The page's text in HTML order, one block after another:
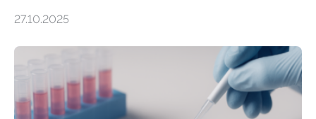
aus dem Deutschen Zentrum für Herzinsuffizienz
im Journal Circulation, warum der Energietransport bei
der Hypertrophen Kardiomyopathie (HCM) versagen
kann und wie sich durch eine Verringerung der
Herzbelastung und des oxidativen Stresses
27.10.2025